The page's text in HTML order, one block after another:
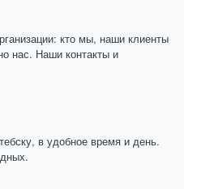
кто мы, наши клиенты
нас. Наши контакты и
в удобное время и день.